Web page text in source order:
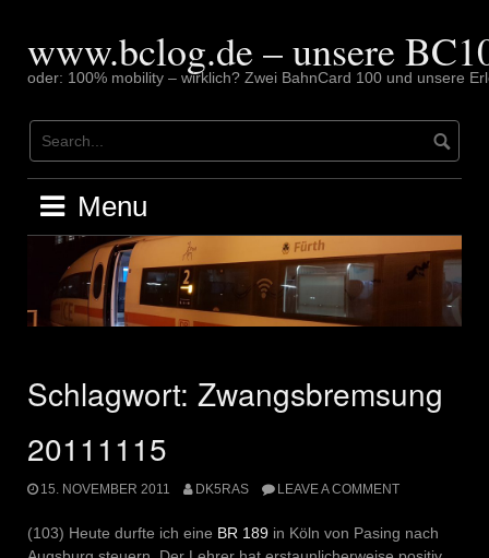
contentwww.bclog.de – unsere
oder: 100% mobility – wirklich? Zwei BahnCard 100 und unsere
Menu
Schlagwort: Zwangsbremsung
20111115
15. NOVEMBER 2011 DK5RAS LEAVE A COMMENT
(103) Heute durfte ich eine BR 189 in Köln von Pasing nach